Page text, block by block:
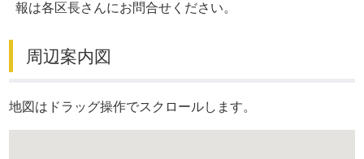
報は各区長さんにお問合せください。
周辺案内図
地図はドラッグ操作でスクロールします。